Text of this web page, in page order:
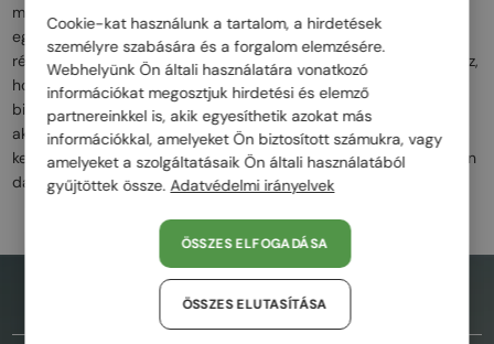
minőségű anyaghasználatról, amely minden egyes modellt
egyedivé és különlegessé tesz. A letisztult formák, az elegáns
részletek és az ikonikus Montblanc logó mind hozzájárulnak ahhoz,
hogy a szemüvegek diszkrét, de mégis kifinomult megjelenést
biztosítsanak. A Montblanc szemüvegek ideálisak azok számára,
akik a prémium minőséget, az eleganciát és az időtálló dizájnt
keresik, miközben a márka finom, mégis karakteres stílusa minden
darabban jelen van.
AZ OLDAL TETEJÉRE
Cookie-kat használunk a tartalom, a hirdetések
személyre szabására és a forgalom elemzésére.
Webhelyünk Ön általi használatára vonatkozó
információkat megosztjuk hirdetési és elemző
partnereinkkel is, akik egyesíthetik azokat más
információkkal, amelyeket Ön biztosított számukra, vagy
amelyeket a szolgáltatásaik Ön általi használatából
gyűjtöttek össze.Adatvédelmi irányelvek
ÖSSZES ELFOGADÁSA
ÖSSZES ELUTASÍTÁSA